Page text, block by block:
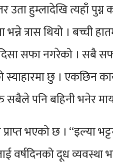
हुम्लादेखि त्यहाँ पुग्न
त्रास थियो । बच्ची
सफा नगरेको । सबै
छु । एकछिन
पनि बहिनी भनेर
भएको छ । “इल्या
वर्षदिनको दूध